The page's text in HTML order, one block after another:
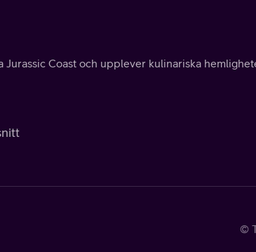
Coast och upplever kulinariska
©